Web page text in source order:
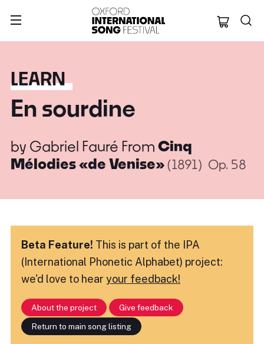
Oxford
LEARN
En sourdine
by Gabriel Fauré From Cinq
Mélodies «de Venise»(1891) Op. 58
Beta Feature! This is part of the IPA
(International Phonetic Alphabet) project:
we'd love to hear your feedback!
About the project
Give feedback
Return to main song listing